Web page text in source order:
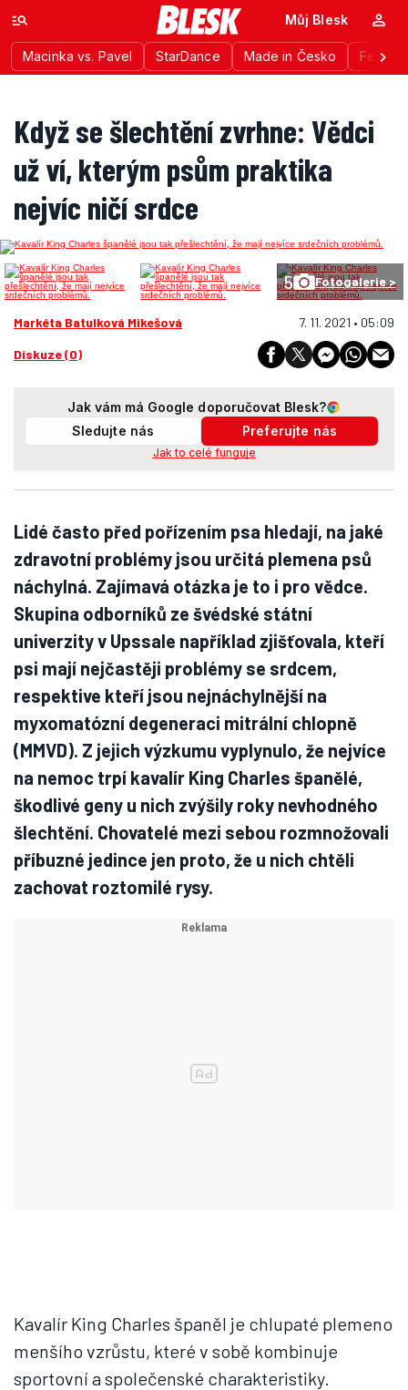
Macinka vs. Pavel StarDance Made in Česko
Můj Blesk
Když se šlechtění zvrhne: Vědci
už ví, kterým psům praktika
nejvíc ničí srdce
5 Fotogalerie >
Markéta Batulková Mikešová 7. 11. 2021 • 05:09
Diskuze (0)
Jak vám má Google doporučovat Blesk?
Sledujte nás
Preferujte nás
Jak to celé funguje
Lidé často před pořízením psa hledají, na jaké
zdravotní problémy jsou určitá plemena psů
náchylná. Zajímavá otázka je to i pro vědce.
Skupina odborníků ze švédské státní
univerzity v Upssale například zjišťovala, kteří
psi mají nejčastěji problémy se srdcem,
respektive kteří jsou nejnáchylnější na
myxomatózní degeneraci mitrální chlopně
(MMVD). Z jejich výzkumu vyplynulo, že nejvíce
na nemoc trpí kavalír King Charles španělé,
škodlivé geny u nich zvýšily roky nevhodného
šlechtění. Chovatelé mezi sebou rozmnožovali
příbuzné jedince jen proto, že u nich chtěli
zachovat roztomilé rysy.
Kavalír King Charles španěl je chlupaté plemeno
menšího vzrůstu, které v sobě kombinuje
sportovní a společenské charakteristiky.